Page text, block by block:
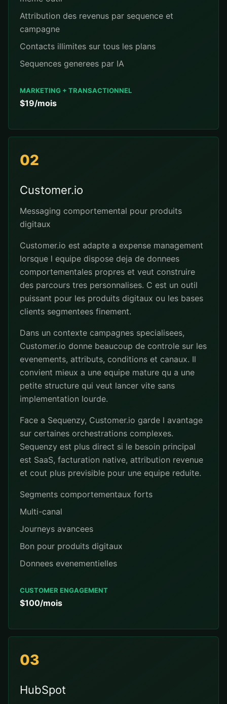
Attribution des revenus par sequence et
campagne
Contacts illimites sur tous les plans
Sequences generees par IA
MARKETING + TRANSACTIONNEL
$19/mois
02
Customer.io
Messaging comportemental pour produits
digitaux
Customer.io est adapte a expense management
lorsque l equipe dispose deja de donnees
comportementales propres et veut construire
des parcours tres personnalises. C est un outil
puissant pour les produits digitaux ou les bases
clients segmentees finement.
Dans un contexte campagnes specialisees,
Customer.io donne beaucoup de controle sur les
evenements, attributs, conditions et canaux. Il
convient mieux a une equipe mature qu a une
petite structure qui veut lancer vite sans
implementation lourde.
Face a Sequenzy, Customer.io garde l avantage
sur certaines orchestrations complexes.
Sequenzy est plus direct si le besoin principal
est SaaS, facturation native, attribution revenue
et cout plus previsible pour une equipe reduite.
Segments comportementaux forts
Multi-canal
Journeys avancees
Bon pour produits digitaux
Donnees evenementielles
CUSTOMER ENGAGEMENT
$100/mois
03
HubSpot